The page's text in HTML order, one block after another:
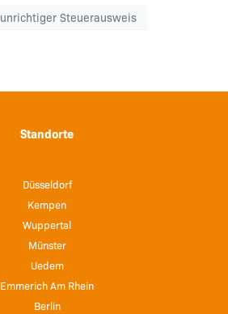
unrichtiger Steuerausweis
Standorte
Düsseldorf
Kempen
Wuppertal
Münster
Uedem
Emmerich Am Rhein
Berlin